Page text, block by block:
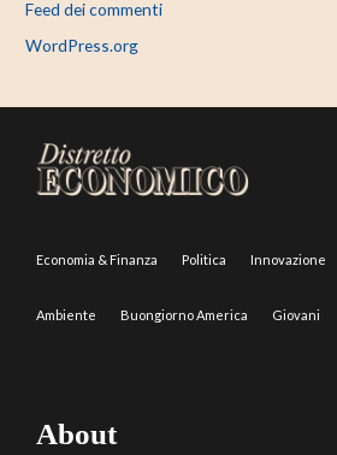
Feed dei commenti
WordPress.org
Economia & Finanza Politica Innovazione
Ambiente Buongiorno America Giovani
About